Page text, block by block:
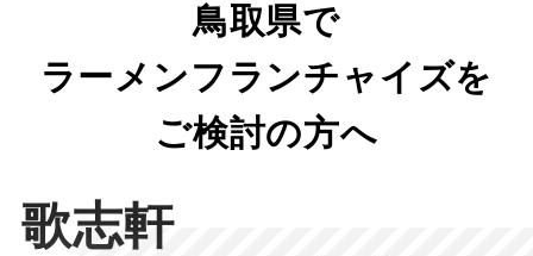
鳥取県で
ラーメンフランチャイズを
ご検討の方へ
歌志軒